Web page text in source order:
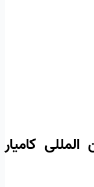
کامیار